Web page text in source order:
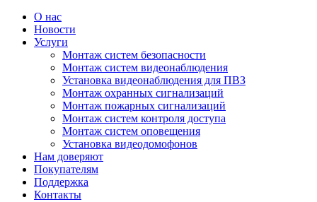
О нас
Новости
Услуги
Монтаж систем безопасности
Монтаж систем видеонаблюдения
Установка видеонаблюдения для ПВЗ
Монтаж охранных сигнализаций
Монтаж пожарных сигнализаций
Монтаж систем контроля доступа
Монтаж систем оповещения
Установка видеодомофонов
Нам доверяют
Покупателям
Поддержка
Контакты